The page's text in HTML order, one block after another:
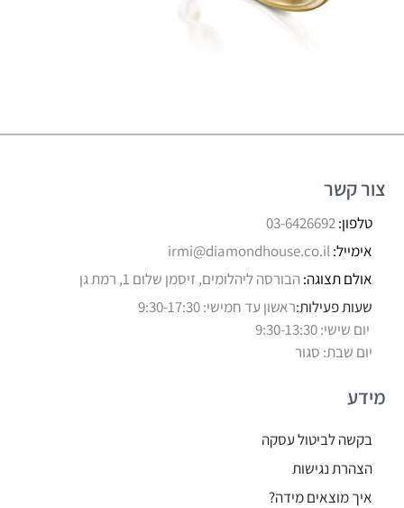
צור קשר
טלפון:03-6426692
אימייל:irmi@diamondhouse.co.il
אולם תצוגה: הבורסה ליהלומים, זיסמן שלום 1, רמת גן
שעות פעילות:ראשון עד חמישי: 9:30-17:30
יום שישי: 9:30-13:30
יום שבת: סגור
מידע
בקשה לביטול עסקה
הצהרת נגישות
איך מוצאים מידה?